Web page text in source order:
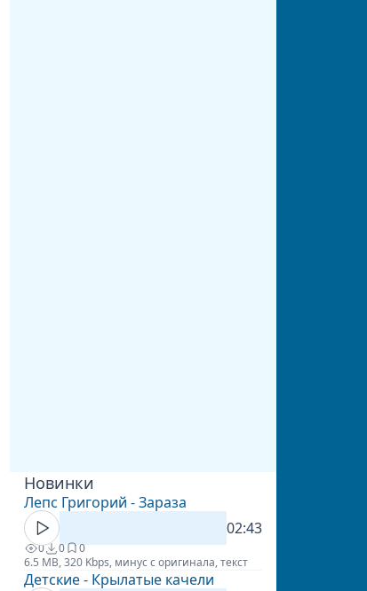
Новинки
Лепс Григорий - Зараза
02:43
0 0
0
6.5 MB, 320 Kbps, минус с оригинала, текст
Детские - Крылатые качели